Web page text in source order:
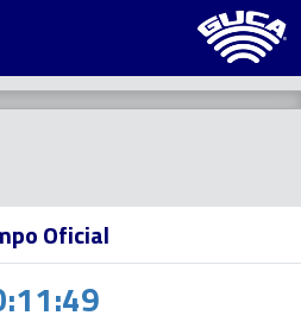
Oficial